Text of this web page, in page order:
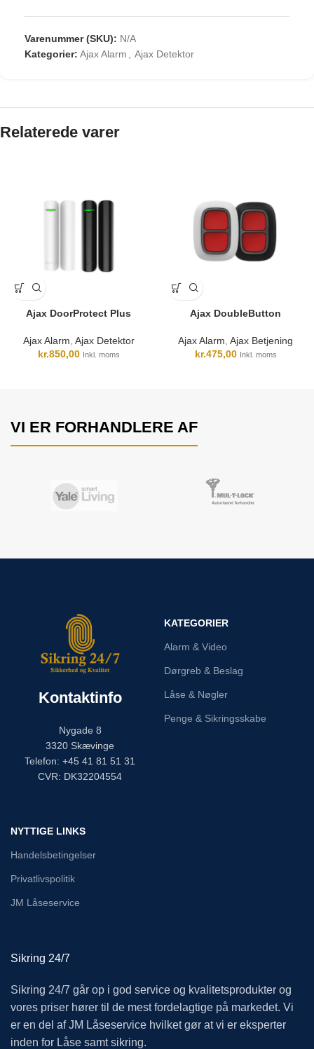
Varenummer (SKU): N/A
Kategorier: Ajax Alarm , Ajax Detektor
Relaterede varer
Ajax DoorProtect Plus
Ajax Alarm, Ajax Detektor
kr.850,00 Inkl. moms
Ajax DoubleButton
Ajax Alarm, Ajax Betjening
kr.475,00 Inkl. moms
VI ER FORHANDLERE AF
Kontaktinfo
Nygade 8
3320 Skævinge
Telefon: +45 41 81 51 31
CVR: DK32204554
KATEGORIER
Alarm & Video
Dørgreb & Beslag
Låse & Nøgler
Penge & Sikringsskabe
NYTTIGE LINKS
Handelsbetingelser
Privatlivspolitik
JM Låseservice
Sikring 24/7
Sikring 24/7 går op i god service og kvalitetsprodukter og
vores priser hører til de mest fordelagtige på markedet. Vi
er en del af JM Låseservice hvilket gør at vi er eksperter
inden for Låse samt sikring.